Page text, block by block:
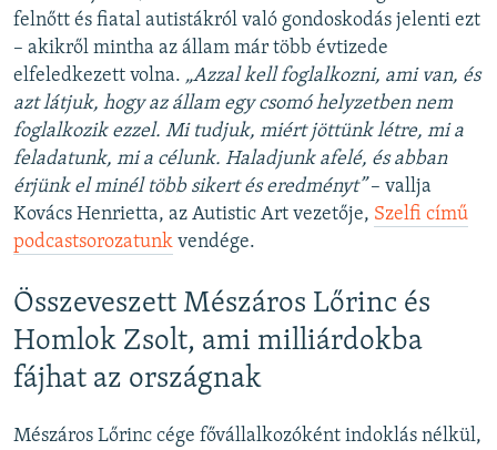
felnőtt és fiatal autistákról való gondoskodás jelenti ezt
– akikről mintha az állam már több évtizede
elfeledkezett volna. „Azzal kell foglalkozni, ami van, és
azt látjuk, hogy az állam egy csomó helyzetben nem
foglalkozik ezzel. Mi tudjuk, miért jöttünk létre, mi a
feladatunk, mi a célunk. Haladjunk afelé, és abban
érjünk el minél több sikert és eredményt”– vallja
Kovács Henrietta, az Autistic Art vezetője, Szelfi című
podcastsorozatunk vendége.
Összeveszett Mészáros Lőrinc és
Homlok Zsolt, ami milliárdokba
fájhat az országnak
Mészáros Lőrinc cége fővállalkozóként indoklás nélkül,